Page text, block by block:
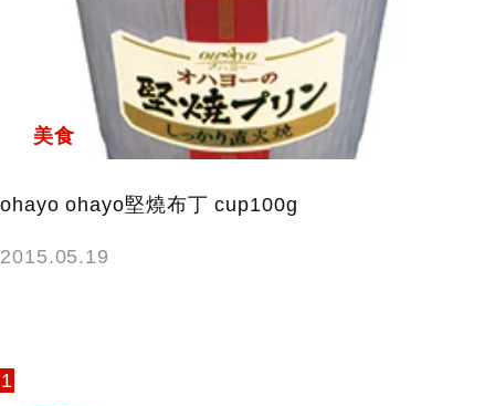
鍵
字:
美食
ohayo ohayo堅燒布丁 cup100g
2015.05.19
1